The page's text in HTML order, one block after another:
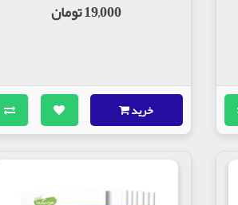
19,000 تومان
خرید